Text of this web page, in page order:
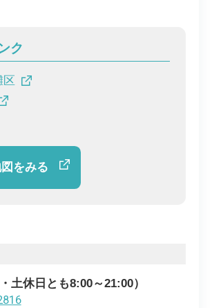
ク
をみる
土休日とも8:00～21:00）